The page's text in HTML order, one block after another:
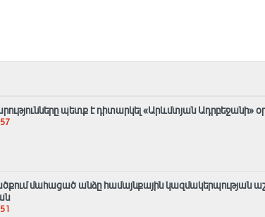
պետք է դիտարկել «Արևմտյան Ադրբեջանի»
մահացած անձը համայնքային կազմակերպության